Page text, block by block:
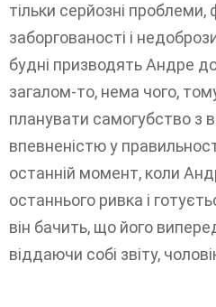
тільки серйозні проблеми,
заборгованості і
будні призводять Андре
загалом-то, нема чого,
планувати самогубство з
впевненістю у
останній момент, коли
останнього ривка і
він бачить, що його
віддаючи собі звіту,